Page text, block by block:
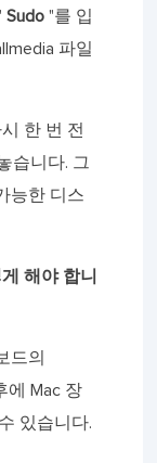
Sudo "를 입
파일
한 번 전
습니다. 그
능한 디스
해야 합니
드의
에 Mac 장
있습니다.